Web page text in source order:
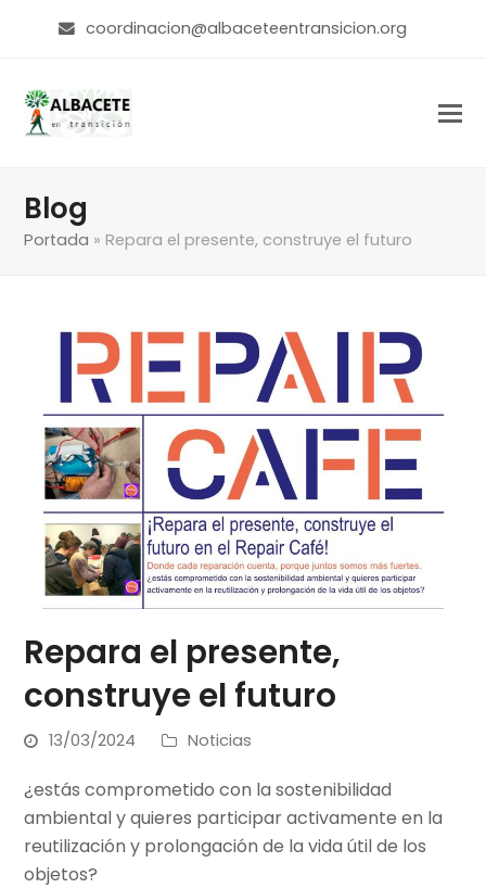
coordinacion@albaceteentransicion.org
Blog
Portada »Repara el presente, construye el futuro
Repara el presente,
construye el futuro
13/03/2024 Noticias
¿estás comprometido con la sostenibilidad
ambiental y quieres participar activamente en la
reutilización y prolongación de la vida útil de los
objetos?